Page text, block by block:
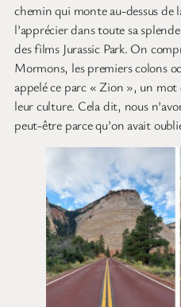
chemin qui monte au-dessus
l’apprécier dans toute sa
des films Jurassic Park. On
Mormons, les premiers colons
appelé ce parc « Zion », un
leur culture. Cela dit, nous
peut-être parce qu’on avait